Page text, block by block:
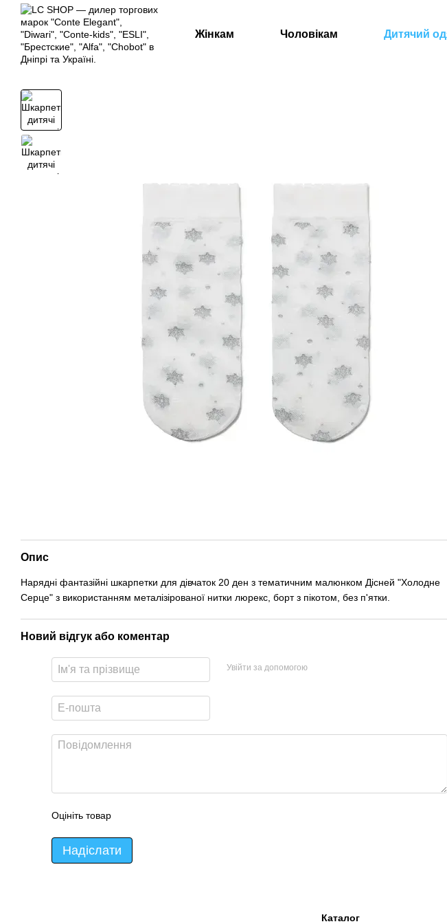
Перейти к основному контенту
Жінкам Чоловікам Дитячий
Опис
Нарядні фантазійні шкарпетки для дівчаток 20 ден з тематичним малюнком Дісней "Холодне
Серце" з використанням металізірованої нитки люрекс, борт з пікотом, без п'ятки.
Новий відгук або коментар
Увійти за допомогою
Оцініть товар
Надіслати
Каталог